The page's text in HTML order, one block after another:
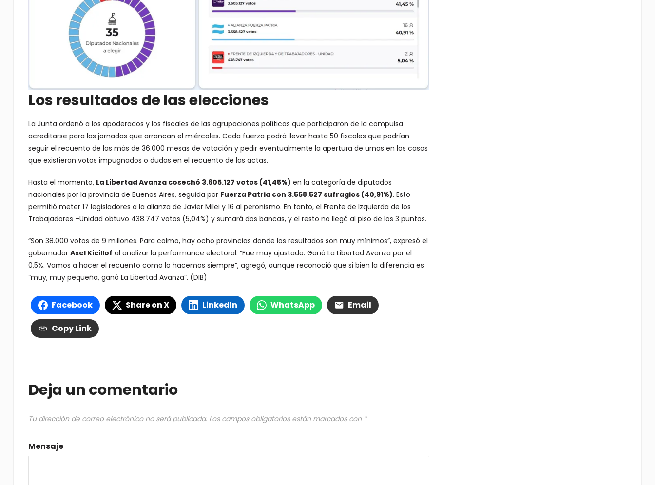
Los resultados de las elecciones
La Junta ordenó a los apoderados y los fiscales de las agrupaciones políticas que participaron de la compulsa
acreditarse para las jornadas que arrancan el miércoles. Cada fuerza podrá llevar hasta 50 fiscales que podrían
seguir el recuento de las más de 36.000 mesas de votación y pedir eventualmente la apertura de urnas en los casos
que existieran votos impugnados o dudas en el recuento de las actas.
Hasta el momento, La Libertad Avanza cosechó 3.605.127 votos (41,45%) en la categoría de diputados
nacionales por la provincia de Buenos Aires, seguida por Fuerza Patria con 3.558.527 sufragios (40,91%). Esto
permitió meter 17 legisladores a la alianza de Javier Milei y 16 al peronismo. En tanto, el Frente de Izquierda de los
Trabajadores –Unidad obtuvo 438.747 votos (5,04%) y sumará dos bancas, y el resto no llegó al piso de los 3 puntos.
“Son 38.000 votos de 9 millones. Para colmo, hay ocho provincias donde los resultados son muy mínimos”, expresó el
gobernador Axel Kicillof al analizar la performance electoral. “Fue muy ajustado. Ganó La Libertad Avanza por el
0,5%. Vamos a hacer el recuento como lo hacemos siempre”, agregó, aunque reconoció que si bien la diferencia es
“muy, muy pequeña, ganó La Libertad Avanza”. (DIB)
Facebook Share on X LinkedIn WhatsApp Email
Copy Link
Deja un comentario
Tu dirección de correo electrónico no será publicada. Los campos obligatorios están marcados con *
Mensaje